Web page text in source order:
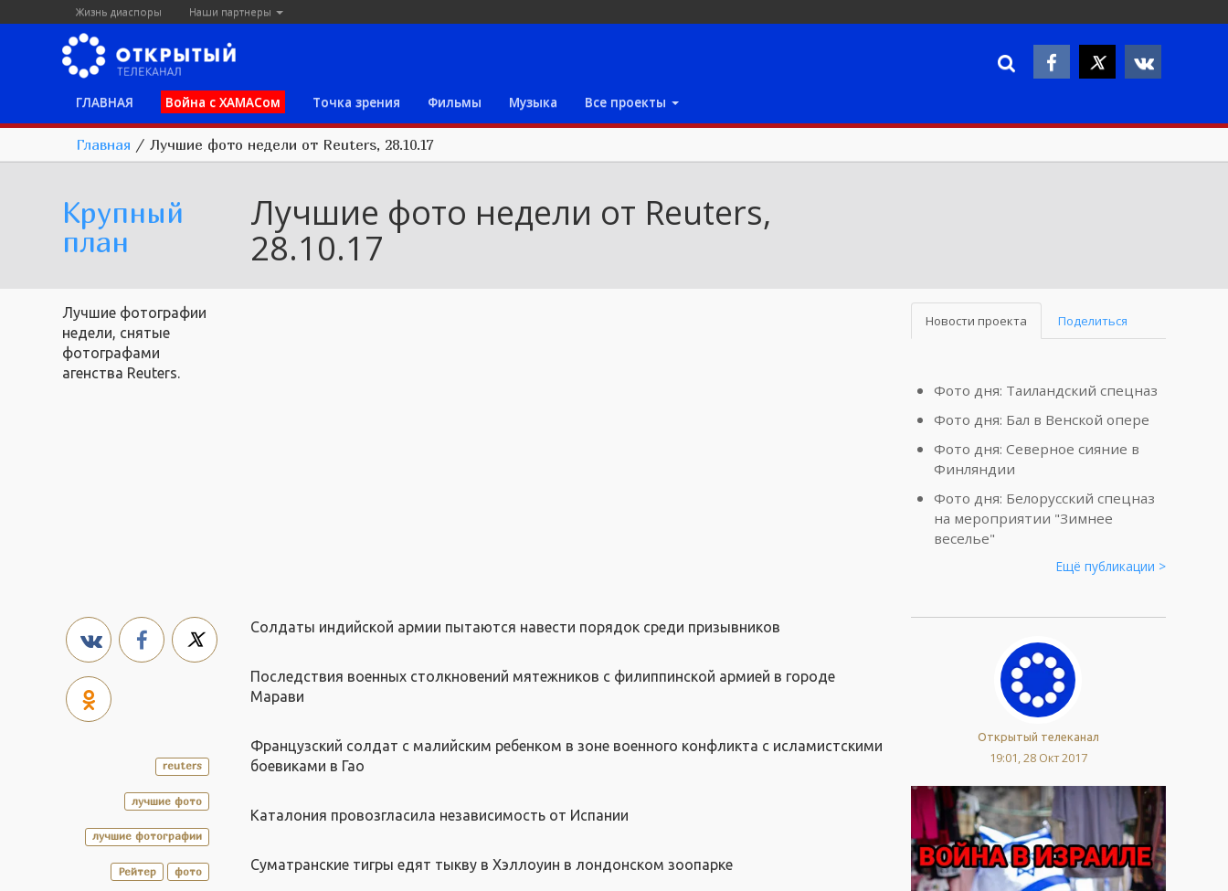
Жизнь диаспоры Наши партнеры
ГЛАВНАЯ Война с ХАМАСом Точка зрения Фильмы Музыка Все проекты
Главная / Лучшие фото недели от Reuters, 28.10.17
Крупный
план
Лучшие фото недели от Reuters,
28.10.17
Лучшие фотографии
недели, снятые
фотографами
агенства Reuters.
Новости проекта Поделиться
Фото дня: Таиландский спецназ
Фото дня: Бал в Венской опере
Фото дня: Северное сияние в
Финляндии
Фото дня: Белорусский спецназ
на мероприятии "Зимнее
веселье"
Ещё публикации >
reuters
лучшие фото
лучшие фотографии
Рейтер фото
Солдаты индийской армии пытаются навести порядок среди призывников
Последствия военных столкновений мятежников с филиппинской армией в городе
Марави
Французский солдат с малийским ребенком в зоне военного конфликта с исламистскими
боевиками в Гао
Каталония провозгласила независимость от Испании
Суматранские тигры едят тыкву в Хэллоуин в лондонском зоопарке
Открытый телеканал
19:01, 28 Окт 2017